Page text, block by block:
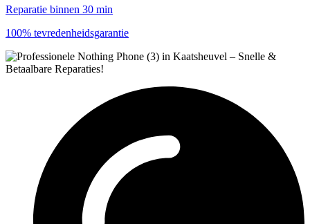
Reparatie binnen 30 min
100% tevredenheidsgarantie